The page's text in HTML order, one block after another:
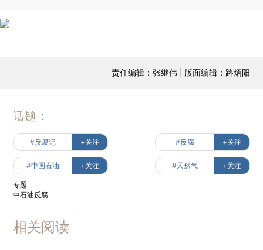
责任编辑：张继伟 | 版面编辑：路炳阳
话题：
#反腐记 +关注 #反腐 +关注
#中国石油 +关注 #天然气 +关注
专题
中石油反腐
相关阅读